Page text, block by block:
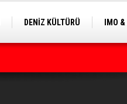
DENİZ KÜLTÜRÜ
IMO